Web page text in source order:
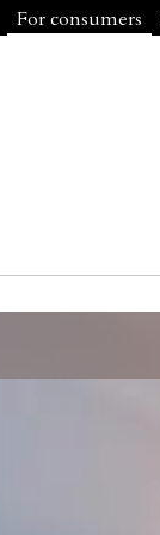
For consumers